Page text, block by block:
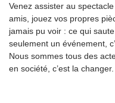
Venez assister au
amis, jouez vos propres
jamais pu voir : ce qui
seulement un événement,
Nous sommes tous des
en société, c’est la changer.